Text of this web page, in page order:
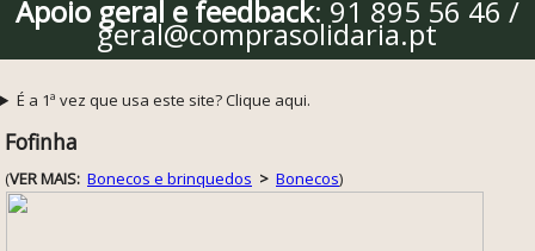
Apoio geral e feedback: 91 895 56 46 /
geral@comprasolidaria.pt
É a 1ª vez que usa este site? Clique aqui.
Fofinha
(VER MAIS: Bonecos e brinquedos > Bonecos)